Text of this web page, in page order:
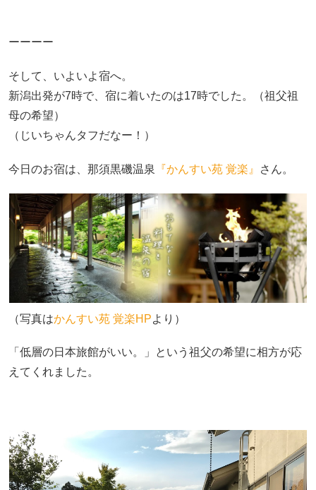
ーーーー
そして、いよいよ宿へ。
新潟出発が7時で、宿に着いたのは17時でした。（祖父祖
母の希望）
（じいちゃんタフだなー！）
今日のお宿は、那須黒磯温泉 『かんすい苑 覚楽』 さん。
（写真はかんすい苑 覚楽HPより）
「低層の日本旅館がいい。」という祖父の希望に相方が応
えてくれました。